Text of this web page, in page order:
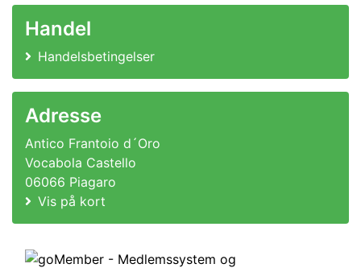
Handel
Handelsbetingelser
Adresse
Antico Frantoio d´Oro
Vocabola Castello
06066 Piagaro
Vis på kort